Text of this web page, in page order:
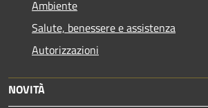
Ambiente
Salute, benessere e assistenza
Autorizzazioni
NOVITÀ